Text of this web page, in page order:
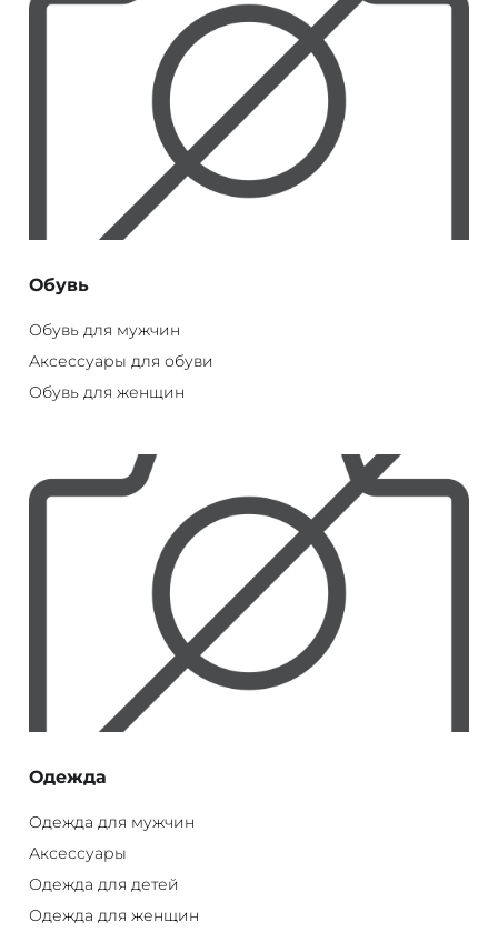
Обувь
Обувь для мужчин
Аксессуары для обуви
Обувь для женщин
Одежда
Одежда для мужчин
Аксессуары
Одежда для детей
Одежда для женщин